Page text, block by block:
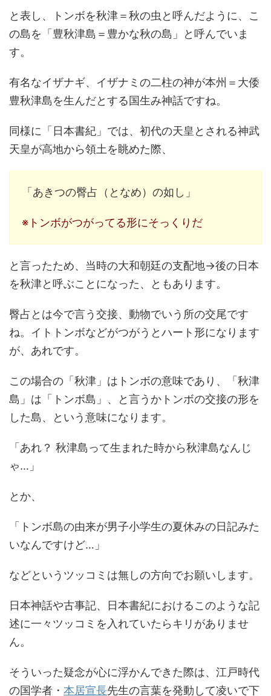
と表し、トンボを秋津＝秋の虫と呼んだように、こ
の島を「豊秋津島＝豊かな秋の島」と呼んでいま
す。
有名なイザナギ、イザナミの二柱の神が本州＝大倭
豊秋津島を生んだとする国生み神話ですね。
同様に「日本書紀」では、初代の天皇とされる神武
天皇が高地から領土を眺めた際、
「あきつの臀占（となめ）の如し」
※トンボがつがってる形にそっくりだ
と言ったため、当時の大和朝廷の支配地→後の日本
を秋津と呼ぶことになった、ともあります。
臀占とは今で言う交接、動物でいう所の交尾です
ね。イトトンボなどがつがうとハート形になります
が、あれです。
この場合の「秋津」はトンボの意味であり、「秋津
島」は「トンボ島」、と言うかトンボの交接の形を
した島、という意味になります。
「あれ？ 秋津島って生まれた時から秋津島なんじ
ゃ…」
とか、
「トンボ島の由来が男子小学生の夏休みの日記みた
いなんですけど…」
などというツッコミは無しの方向でお願いします。
日本神話や古事記、日本書紀におけるこのような記
述に一々ツッコミを入れていたらキリがありませ
ん。
そういった疑念が心に浮かんできた際は、江戸時代
の国学者・ 本居宣長先生の言葉を発動して凌いで下